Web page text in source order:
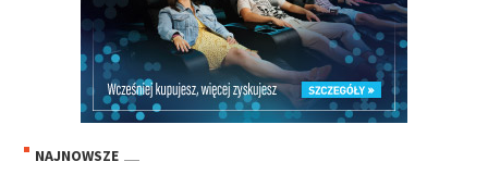
NAJNOWSZE